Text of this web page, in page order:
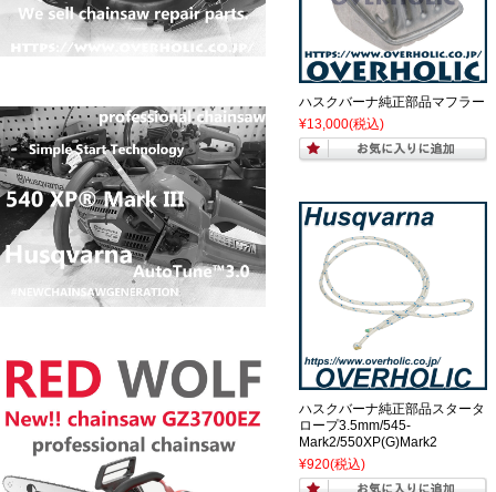
ハスクバーナ純正部品マフラー
¥13,000(税込)
ハスクバーナ純正部品スタータ
ロープ3.5mm/545-
Mark2/550XP(G)Mark2
¥920(税込)